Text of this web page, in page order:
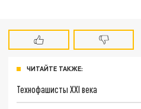
ЧИТАЙТЕ ТАКЖЕ:
Технофашисты XXI века